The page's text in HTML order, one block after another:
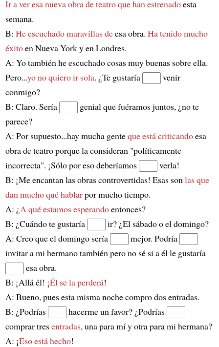
Ir a ver esa nueva obra de teatroque han estrenadoesta
semana.
B: He escuchado maravillas deesa obra. Ha tenido mucho
éxitoen Nueva York y en Londres.
A: Yo también he escuchado cosas muy buenas sobre ella.
Pero...yo no quiero ir sola. ¿Te gustaría
venir
conmigo?
B: Claro. Sería
genial que fuéramos juntos, ¿no te
parece?
A: Por supuesto...hay mucha genteque está criticandoesa
obra de teatro porque la consideran "políticamente
incorrecta". ¡Sólo por eso deberíamos
verla!
B: ¡Me encantan las obras controvertidas! Esas son las que
dan mucho qué hablarpor mucho tiempo.
A: ¿A qué estamos esperandoentonces?
B: ¿Cuándo te gustaría
ir? ¿El sábado o el domingo?
A: Creo que el domingo sería
mejor. Podría
invitar a mi hermano también pero no sé si a él le gustaría
esa obra.
B: ¡Allá él! ¡Él se la perderá!
A: Bueno, pues esta misma noche compro dos entradas.
B: ¿Podrías
hacerme un favor? ¿Podrías
comprar tresentradas, una para mí y otra para mi hermana?
A: ¡Eso está hecho!